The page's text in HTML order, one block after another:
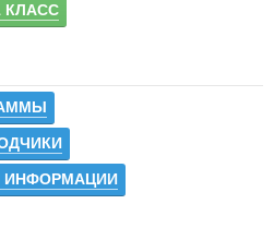
КЛАСС
ИНФОРМАЦИИ